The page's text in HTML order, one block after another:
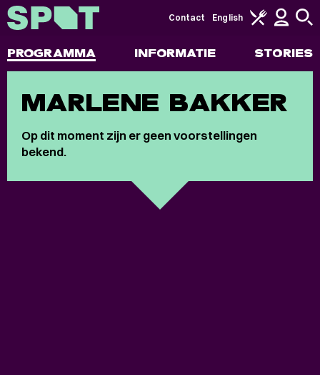
PROGRAMMA INFORMATIE STORIES
Contact English
MARLENE BAKKER
Op dit moment zijn er geen voorstellingen
bekend.